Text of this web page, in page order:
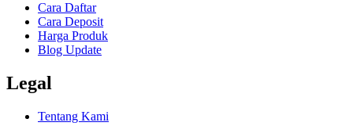
Cara Daftar
Cara Deposit
Harga Produk
Blog Update
Legal
Tentang Kami